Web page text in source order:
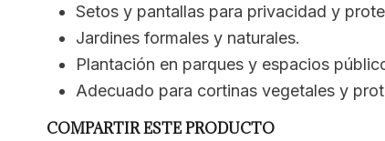
Setos y pantallas para privacidad y
Jardines formales y naturales.
Plantación en parques y espacios
Adecuado para cortinas vegetales y
COMPARTIR ESTE PRODUCTO